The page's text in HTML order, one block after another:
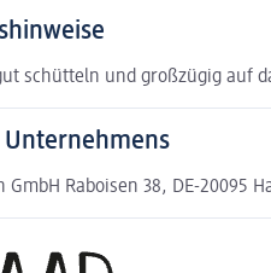
schütteln und großzügig auf
Raboisen 38, DE-20095